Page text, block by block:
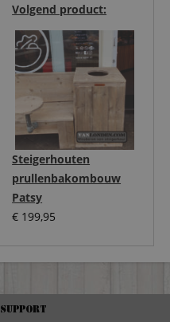
Volgend product:
Steigerhouten
prullenbakombouw
Patsy
€ 199,95
Support